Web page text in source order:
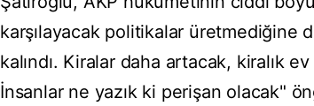
karşılayacak politikalar üretmediğine
kalındı. Kiralar daha artacak, kiralık
İnsanlar ne yazık ki perişan olacak"